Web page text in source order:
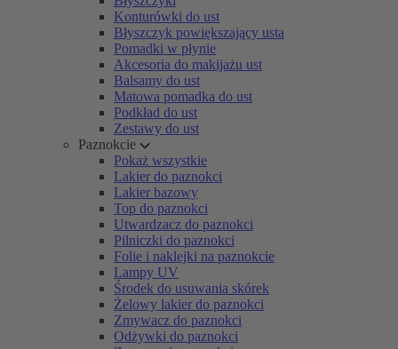
Konturówki do ust
Błyszczyk powiększający usta
Pomadki w płynie
Akcesoria do makijażu ust
Balsamy do ust
Matowa pomadka do ust
Podkład do ust
Zestawy do ust
Paznokcie
Pokaż wszystkie
Lakier do paznokci
Lakier bazowy
Top do paznokci
Utwardzacz do paznokci
Pilniczki do paznokci
Folie i naklejki na paznokcie
Lampy UV
Środek do usuwania skórek
Żelowy lakier do paznokci
Zmywacz do paznokci
Odżywki do paznokci